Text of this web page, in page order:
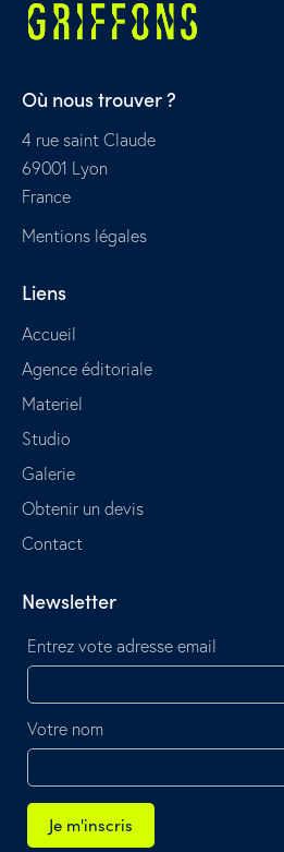
Où nous trouver ?
4 rue saint Claude
69001 Lyon
France
Mentions légales
Liens
Accueil
Agence éditoriale
Materiel
Studio
Galerie
Obtenir un devis
Contact
Newsletter
Entrez vote adresse email
Votre nom